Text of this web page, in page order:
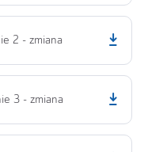
2 - zmiana
3 - zmiana